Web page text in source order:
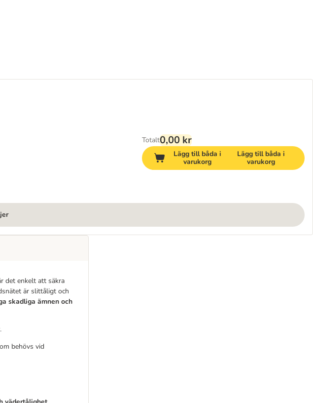
Totalt0,00 kr
Lägg till båda i
varukorg
Lägg till båda i
varukorg
det enkelt att säkra
är slittåligt och
skadliga ämnen och
behövs vid